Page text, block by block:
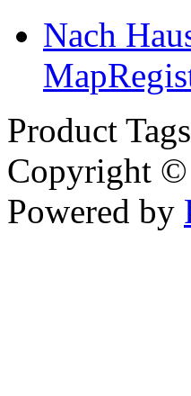
Nach
Map
Product
Copyright
Powered by